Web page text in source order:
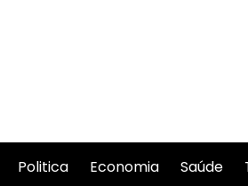
Politica Economia Saúde